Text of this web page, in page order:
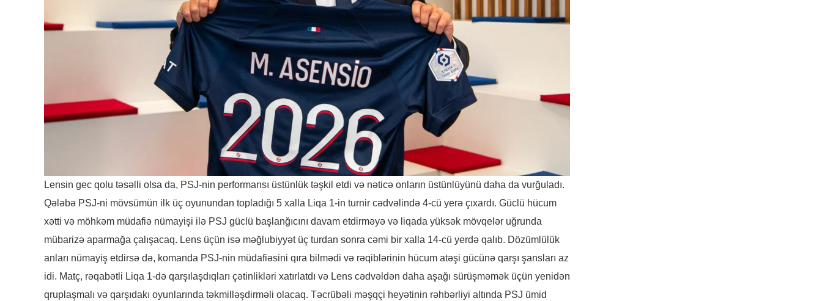
Lensin gec qolu təsəlli olsa da, PSJ-nin performansı üstünlük təşkil etdi və nəticə onların üstünlüyünü daha da vurğuladı.
Qələbə PSJ-ni mövsümün ilk üç oyunundan topladığı 5 xalla Liqa 1-in turnir cədvəlində 4-cü yerə çıxardı. Güclü hücum
xətti və möhkəm müdafiə nümayişi ilə PSJ güclü başlanğıcını davam etdirməyə və liqada yüksək mövqelər uğrunda
mübarizə aparmağa çalışacaq. Lens üçün isə məğlubiyyət üç turdan sonra cəmi bir xalla 14-cü yerdə qalıb. Dözümlülük
anları nümayiş etdirsə də, komanda PSJ-nin müdafiəsini qıra bilmədi və rəqiblərinin hücum atəşi gücünə qarşı şansları az
idi. Matç, rəqabətli Liqa 1-də qarşılaşdıqları çətinlikləri xatırlatdı və Lens cədvəldən daha aşağı sürüşməmək üçün yenidən
qruplaşmalı və qarşıdakı oyunlarında təkmilləşdirməli olacaq. Təcrübəli məşqçi heyətinin rəhbərliyi altında PSJ ümid